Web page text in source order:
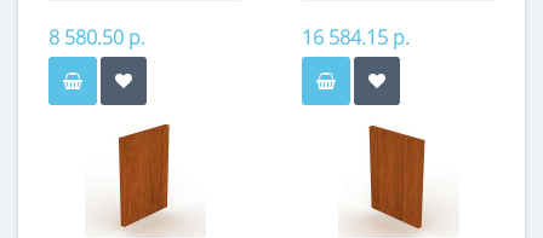
8 580.50 р. 16 584.15 р.